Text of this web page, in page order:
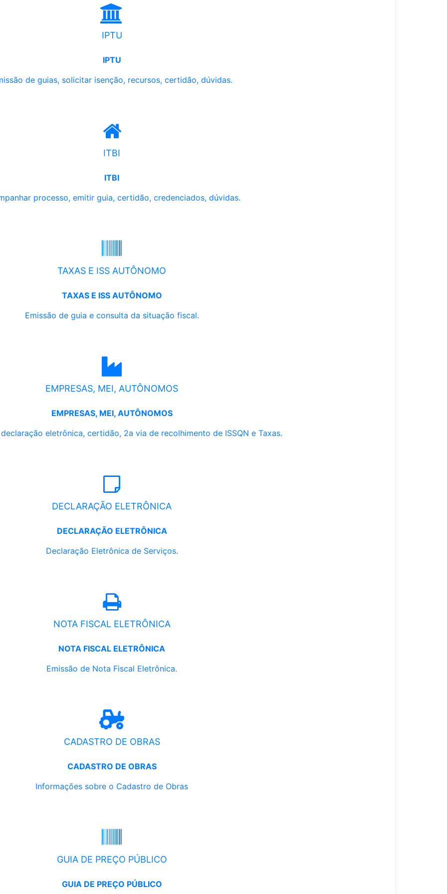
IPTU
IPTU
de guias, solicitar isenção, recursos, certidão, dúvidas.
ITBI
ITBI
processo, emitir guia, certidão, credenciados, dúvidas.
TAXAS E ISS AUTÔNOMO
TAXAS E ISS AUTÔNOMO
Emissão de guia e consulta da situação fiscal.
EMPRESAS, MEI, AUTÔNOMOS
EMPRESAS, MEI, AUTÔNOMOS
eletrônica, certidão, 2a via de recolhimento de ISSQN e Taxas.
DECLARAÇÃO ELETRÔNICA
DECLARAÇÃO ELETRÔNICA
Declaração Eletrônica de Serviços.
NOTA FISCAL ELETRÔNICA
NOTA FISCAL ELETRÔNICA
Emissão de Nota Fiscal Eletrônica.
CADASTRO DE OBRAS
CADASTRO DE OBRAS
Informações sobre o Cadastro de Obras
GUIA DE PREÇO PÚBLICO
GUIA DE PREÇO PÚBLICO